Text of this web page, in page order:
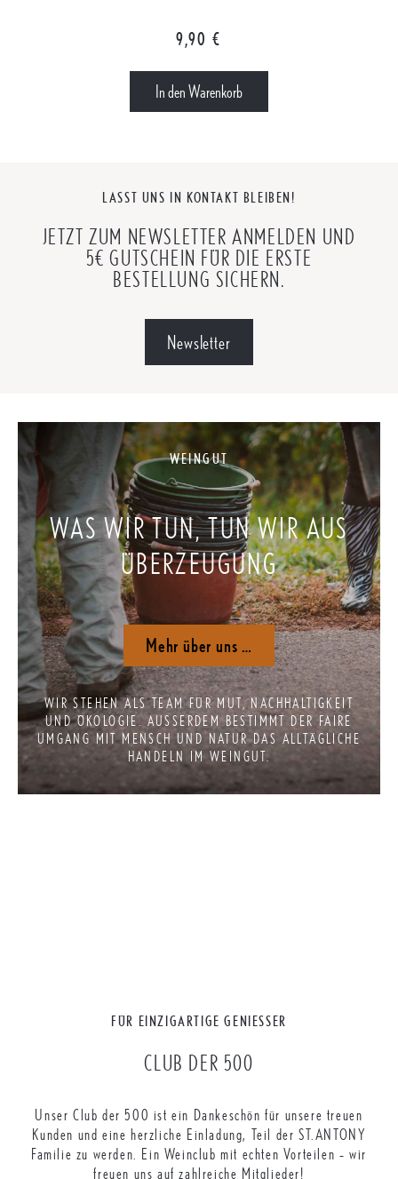
Regulärer Preis:
9,90 €
In den Warenkorb
LASST UNS IN KONTAKT BLEIBEN!
JETZT ZUM NEWSLETTER ANMELDEN UND
5€ GUTSCHEIN FÜR DIE ERSTE
BESTELLUNG SICHERN.
Newsletter
WEINGUT
WAS WIR TUN, TUN WIR AUS
ÜBERZEUGUNG
Mehr über uns …
WIR STEHEN ALS TEAM FÜR MUT, NACHHALTIGKEIT
UND ÖKOLOGIE. AUSSERDEM BESTIMMT DER FAIRE U
MGANG MIT MENSCH UND NATUR DAS ALLTÄGLICHE H
ANDELN IM WEINGUT.
FÜR EINZIGARTIGE GENIESSER
CLUB DER 500
Unser Club der 500 ist ein Dankeschön für unsere treuen
Kunden und eine herzliche Einladung, Teil der ST.ANTONY
Familie zu werden. Ein Weinclub mit echten Vorteilen – wir
freuen uns auf zahlreiche Mitglieder!